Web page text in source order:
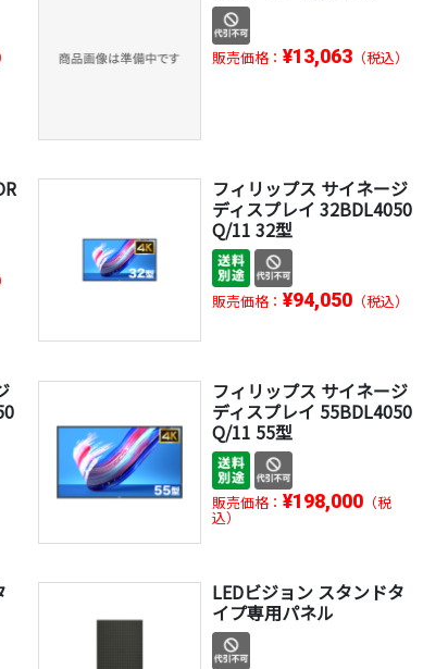
販売価格： ¥13,063（税込）
フィリップス サイネージ
ディスプレイ 32BDL4050
Q/11 32型
販売価格： ¥94,050（税込）
フィリップス サイネージ
ディスプレイ 55BDL4050
Q/11 55型
販売価格： ¥198,000（税
込）
LEDビジョン スタンドタ
イプ専用パネル